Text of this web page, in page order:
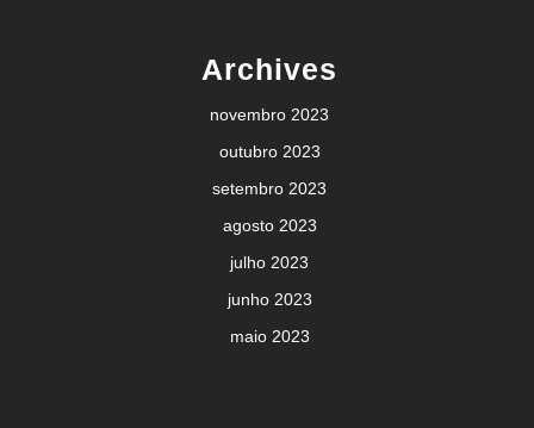
Archives
novembro 2023
outubro 2023
setembro 2023
agosto 2023
julho 2023
junho 2023
maio 2023